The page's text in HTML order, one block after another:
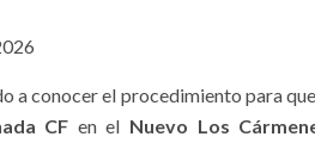
a conocer el procedimiento para
CF en el Nuevo Los